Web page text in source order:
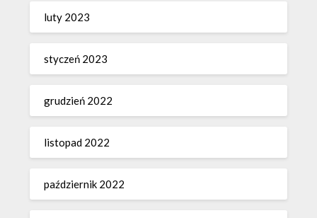
luty 2023
styczeń 2023
grudzień 2022
listopad 2022
październik 2022